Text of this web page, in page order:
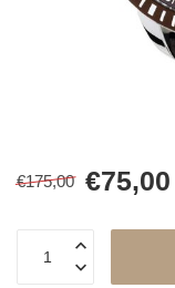
€175,00 €75,00